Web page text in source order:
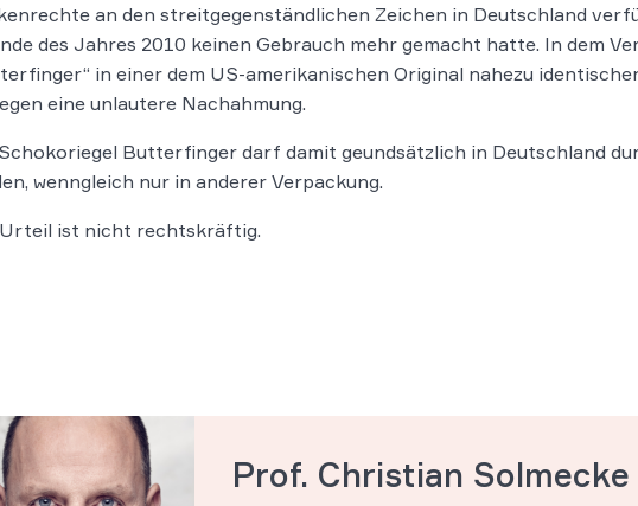
an den streitgegenständlichen Zeichen in Deutschland
des Jahres 2010 keinen Gebrauch mehr gemacht hatte. In dem
in einer dem US-amerikanischen Original nahezu
eine unlautere Nachahmung.
Butterfinger darf damit geundsätzlich in Deutschland
wenngleich nur in anderer Verpackung.
ist nicht rechtskräftig.
Prof. Christian Solmecke